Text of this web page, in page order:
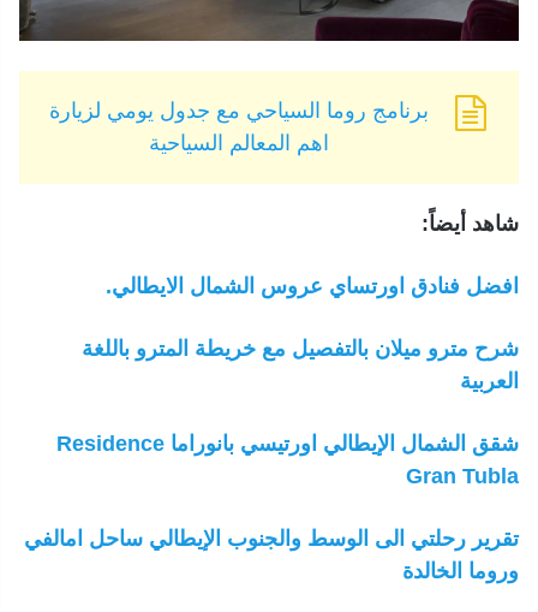
برنامج روما السياحي مع جدول يومي لزيارة
اهم المعالم السياحية
شاهد أيضاً:
افضل فنادق اورتساي عروس الشمال الايطالي.
شرح مترو ميلان بالتفصيل مع خريطة المترو باللغة
العربية
شقق الشمال الإيطالي اورتيسي بانوراما Residence
Gran Tubla
تقرير رحلتي الى الوسط والجنوب الإيطالي ساحل امالفي
وروما الخالدة